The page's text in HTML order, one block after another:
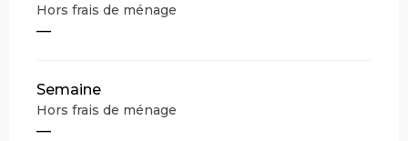
Hors frais de ménage
—
Semaine
Hors frais de ménage
—